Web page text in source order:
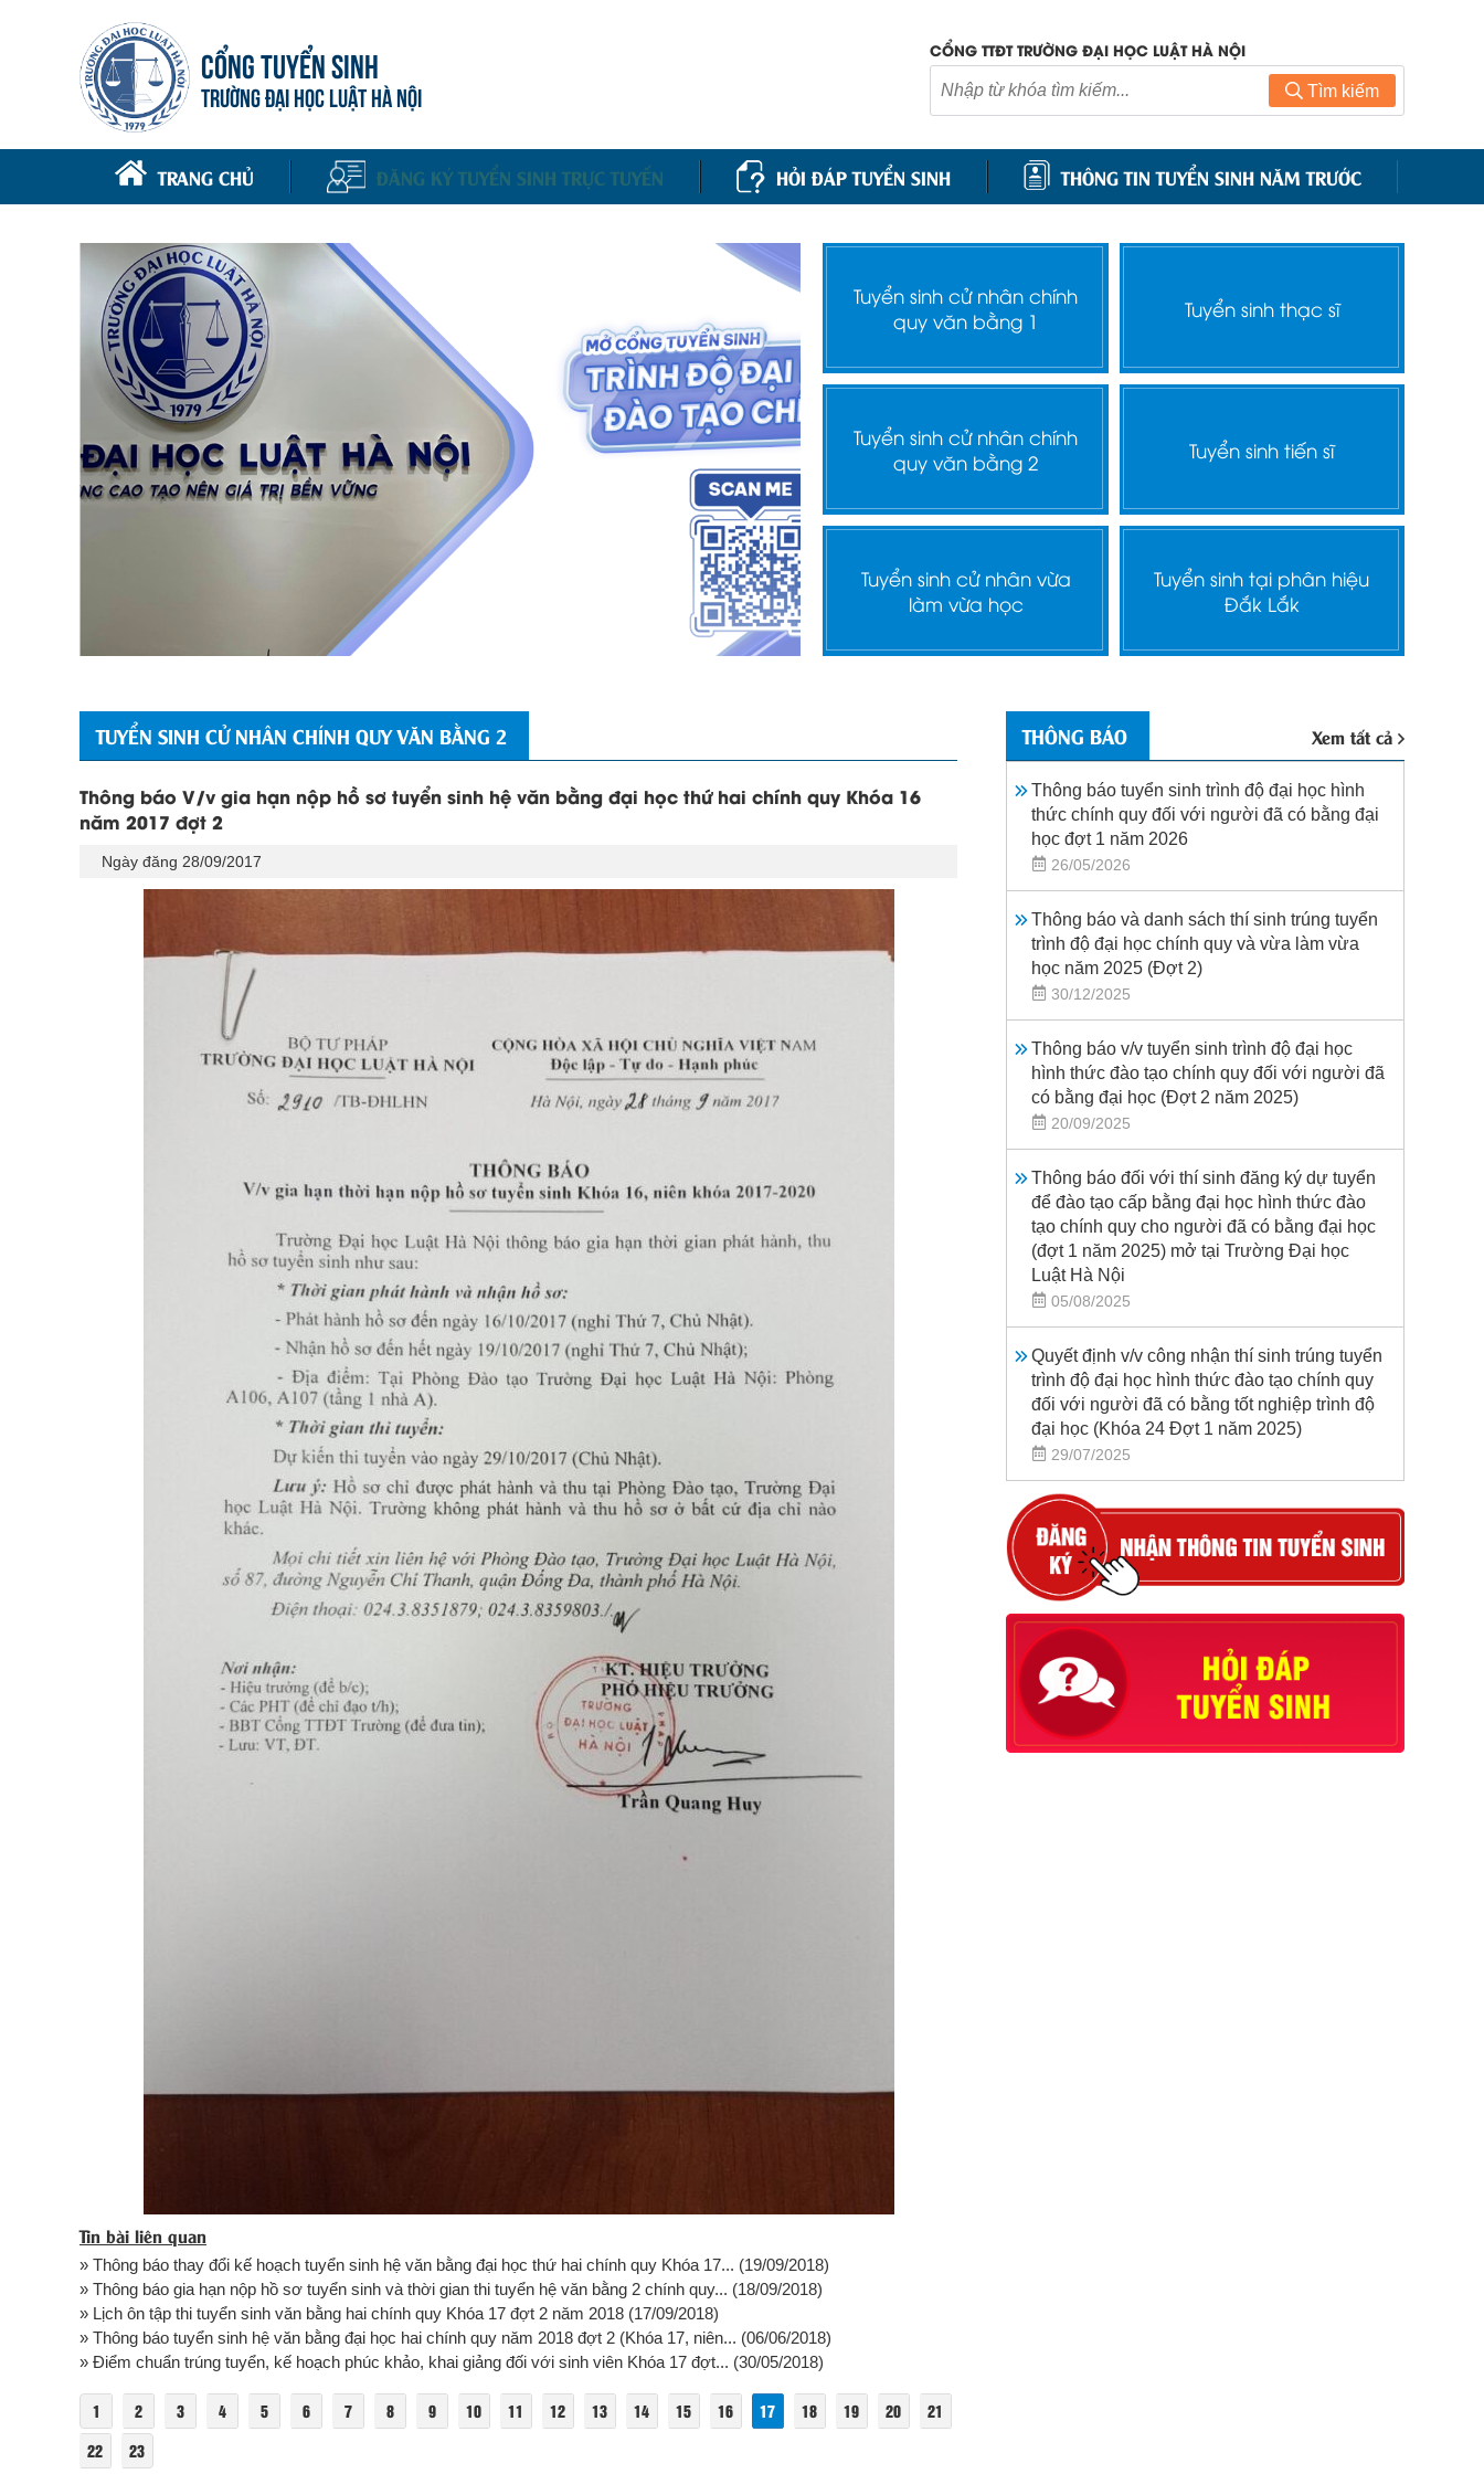
CỔNG TUYỂN SINH
TRƯỜNG ĐẠI HỌC LUẬT HÀ NỘI
CỔNG TTĐT TRƯỜNG ĐẠI HỌC LUẬT HÀ NỘI
Tìm kiếm
TRANG CHỦ ĐĂNG KÝ TUYỂN SINH TRỰC TUYẾN HỎI ĐÁP TUYỂN SINH THÔNG TIN TUYỂN SINH NĂM TRƯỚC
Tuyển sinh cử nhân chính
quy văn bằng 1
Tuyển sinh thạc sĩ
Tuyển sinh cử nhân chính
quy văn bằng 2
Tuyển sinh tiến sĩ
Tuyển sinh cử nhân vừa
làm vừa học
Tuyển sinh tại phân hiệu
Đắk Lắk
TUYỂN SINH CỬ NHÂN CHÍNH QUY VĂN BẰNG 2
Thông báo V/v gia hạn nộp hồ sơ tuyển sinh hệ văn bằng đại học thứ hai chính quy Khóa 16
năm 2017 đợt 2
Ngày đăng 28/09/2017
Tin bài liên quan
» Thông báo thay đổi kế hoạch tuyển sinh hệ văn bằng đại học thứ hai chính quy Khóa 17... (19/09/2018)
» Thông báo gia hạn nộp hồ sơ tuyển sinh và thời gian thi tuyển hệ văn bằng 2 chính quy... (18/09/2018)
» Lịch ôn tập thi tuyển sinh văn bằng hai chính quy Khóa 17 đợt 2 năm 2018 (17/09/2018)
» Thông báo tuyển sinh hệ văn bằng đại học hai chính quy năm 2018 đợt 2 (Khóa 17, niên... (06/06/2018)
» Điểm chuẩn trúng tuyển, kế hoạch phúc khảo, khai giảng đối với sinh viên Khóa 17 đợt... (30/05/2018)
1 2 3 4 5 6 7 8 9 10 11 12 13 14 15 16 17 18 19 20
21
22
23
THÔNG BÁO Xem tất cả
Thông báo tuyển sinh trình độ đại học hình
thức chính quy đối với người đã có bằng đại
học đợt 1 năm 2026
26/05/2026
Thông báo và danh sách thí sinh trúng tuyển
trình độ đại học chính quy và vừa làm vừa
học năm 2025 (Đợt 2)
30/12/2025
Thông báo v/v tuyển sinh trình độ đại học
hình thức đào tạo chính quy đối với người đã
có bằng đại học (Đợt 2 năm 2025)
20/09/2025
Thông báo đối với thí sinh đăng ký dự tuyển
để đào tạo cấp bằng đại học hình thức đào
tạo chính quy cho người đã có bằng đại học
(đợt 1 năm 2025) mở tại Trường Đại học
Luật Hà Nội
05/08/2025
Quyết định v/v công nhận thí sinh trúng tuyển
trình độ đại học hình thức đào tạo chính quy
đối với người đã có bằng tốt nghiệp trình độ
đại học (Khóa 24 Đợt 1 năm 2025)
29/07/2025